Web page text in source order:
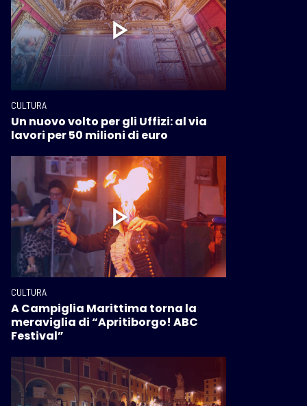
CULTURA
Un nuovo volto per gli Uffizi: al via
lavori per 50 milioni di euro
CULTURA
A Campiglia Marittima torna la
meraviglia di “Apritiborgo! ABC
Festival”